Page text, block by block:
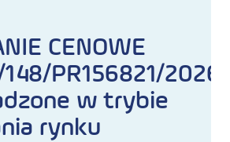
CENOWE
PR156821/2026
w trybie
rynku